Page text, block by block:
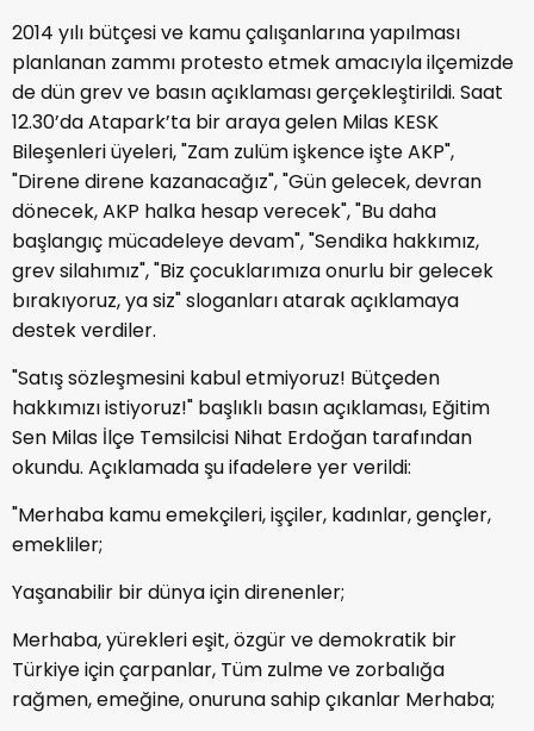
2014 yılı bütçesi ve kamu çalışanlarına yapılması
planlanan zammı protesto etmek amacıyla ilçemizde
de dün grev ve basın açıklaması gerçekleştirildi. Saat
12.30’da Atapark’ta bir araya gelen Milas KESK
Bileşenleri üyeleri, "Zam zulüm işkence işte AKP",
"Direne direne kazanacağız", "Gün gelecek, devran
dönecek, AKP halka hesap verecek", "Bu daha
başlangıç mücadeleye devam", "Sendika hakkımız,
grev silahımız", "Biz çocuklarımıza onurlu bir gelecek
bırakıyoruz, ya siz" sloganları atarak açıklamaya
destek verdiler.
"Satış sözleşmesini kabul etmiyoruz! Bütçeden
hakkımızı istiyoruz!" başlıklı basın açıklaması, Eğitim
Sen Milas İlçe Temsilcisi Nihat Erdoğan tarafından
okundu. Açıklamada şu ifadelere yer verildi:
"Merhaba kamu emekçileri, işçiler, kadınlar, gençler,
emekliler;
Yaşanabilir bir dünya için direnenler;
Merhaba, yürekleri eşit, özgür ve demokratik bir
Türkiye için çarpanlar, Tüm zulme ve zorbalığa
rağmen, emeğine, onuruna sahip çıkanlar Merhaba;